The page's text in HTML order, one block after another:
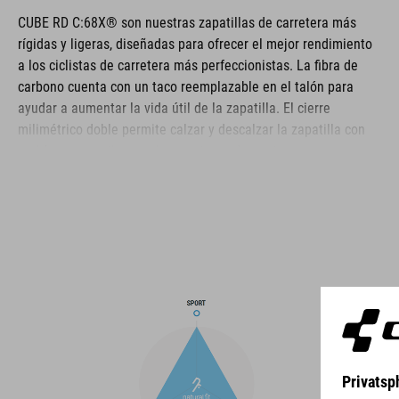
CUBE RD C:68X® son nuestras zapatillas de carretera más
rígidas y ligeras, diseñadas para ofrecer el mejor rendimiento
a los ciclistas de carretera más perfeccionistas. La fibra de
carbono cuenta con un taco reemplazable en el talón para
ayudar a aumentar la vida útil de la zapatilla. El cierre
milimétrico doble permite calzar y descalzar la zapatilla con